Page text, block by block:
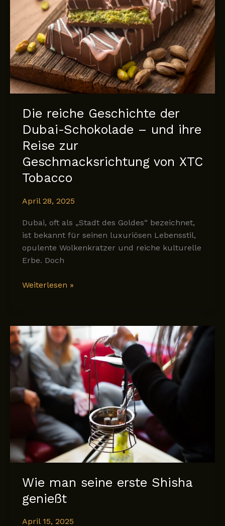
andere
fühlen
sich
weich
und
luxuriös
Wo
liegt
der
Unterschied?
Die reiche Geschichte der
Dubai-Schokolade – und ihre
Reise zur
Geschmacksrichtung von XTC
Tobacco
April 28, 2025
Dubai, oft als „Stadt des Goldes“ bezeichnet,
ist bekannt für seinen luxuriösen Lebensstil,
opulente Wolkenkratzer und reiche kulturelle
Erbe. Doch
Die
Dubai-
Schokolade
–
und
ihre
Reise
zur
Geschmacksrichtung
XTC
Tobacco
Weiterlesen »
Wie man seine erste Shisha
genießt
April 15, 2025